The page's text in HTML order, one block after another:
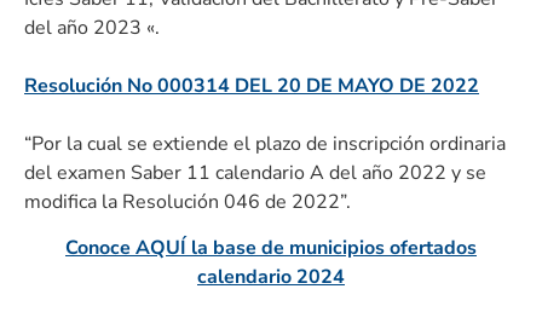
del año 2023 «.
Resolución No 000314 DEL 20 DE MAYO DE 2022
“Por la cual se extiende el plazo de inscripción ordinaria
del examen Saber 11 calendario A del año 2022 y se
modifica la Resolución 046 de 2022”.
Conoce AQUÍ la base de municipios ofertados
calendario 2024